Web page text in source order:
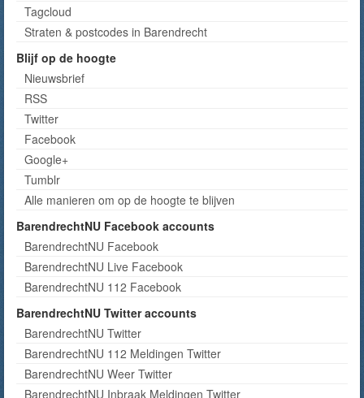
Tagcloud
Straten & postcodes in Barendrecht
Blijf op de hoogte
Nieuwsbrief
RSS
Twitter
Facebook
Google+
Tumblr
Alle manieren om op de hoogte te blijven
BarendrechtNU Facebook accounts
BarendrechtNU Facebook
BarendrechtNU Live Facebook
BarendrechtNU 112 Facebook
BarendrechtNU Twitter accounts
BarendrechtNU Twitter
BarendrechtNU 112 Meldingen Twitter
BarendrechtNU Weer Twitter
BarendrechtNU Inbraak Meldingen Twitter